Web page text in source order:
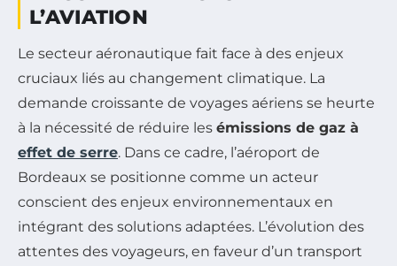
L’AVIATION
Le secteur aéronautique fait face à des enjeux
cruciaux liés au changement climatique. La
demande croissante de voyages aériens se heurte
à la nécessité de réduire les émissions de gaz à
effet de serre. Dans ce cadre, l’aéroport de
Bordeaux se positionne comme un acteur
conscient des enjeux environnementaux en
intégrant des solutions adaptées. L’évolution des
attentes des voyageurs, en faveur d’un transport